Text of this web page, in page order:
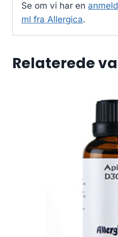
Se om vi har en
ml fra Allergica.
Relaterede